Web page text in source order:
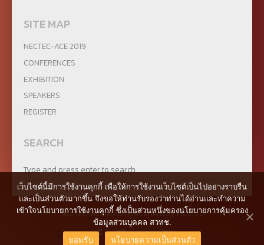
SITE MAP
NECTEC-ACE 2019
CONFERENCES
EXHIBITION
SPEAKERS
REGISTER
SEARCH
NECTEC-ACE 2019 | Presented byNECTEC
เว็บไซต์นี้มีการใช้งานคุกกี้ เพื่อให้การใช้งานเว็บไซต์เป็นไปอย่างราบรื่น
และเป็นส่วนตัวมากขึ้น จึงขอให้ท่านรับรองว่าท่านได้อ่านและทำความ
เข้าใจนโยบายการใช้งานคุกกี้ ซึ่งเป็นส่วนหนึ่งของนโยบายการคุ้มครอง
ข้อมูลส่วนบุคคล สวทช.
ยอมรับ
นโยบายความเป็นส่วนตัว